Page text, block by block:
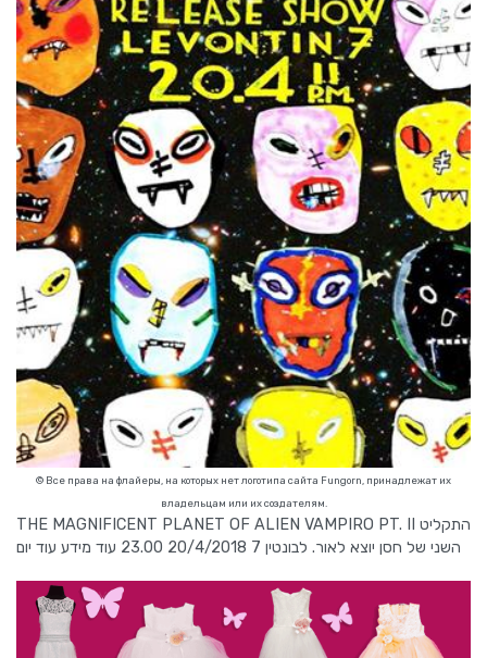
© Все права на флайеры, на которых нет логотипа сайта Fungorn, принадлежат их
владельцам или их создателям.
THE MAGNIFICENT PLANET OF ALIEN VAMPIRO PT. II התקליט
השני של חסן יוצא לאור. לבונטין 7 20/4/2018 23.00 עוד מידע עוד יום